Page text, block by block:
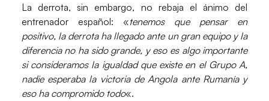
La derrota, sin embargo, no rebaja el ánimo del
entrenador español: «tenemos que pensar en
positivo, la derrota ha llegado ante un gran equipo y la
diferencia no ha sido grande, y eso es algo importante
si consideramos la igualdad que existe en el Grupo A,
nadie esperaba la victoria de Angola ante Rumanía y
eso ha compromido todo«.